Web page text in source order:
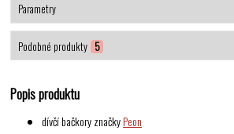
Parametry
Podobné produkty 5
Popis produktu
dívčí bačkory značkyPeon